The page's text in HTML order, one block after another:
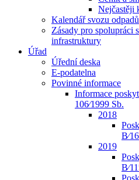
Nejčastěji
Kalendář svozu odpadů
Zásady pro spolupráci
infrastruktury
Úřad
Úřední deska
E-podatelna
Povinné informace
Informace
106⁄1999 Sb.
2018
2019